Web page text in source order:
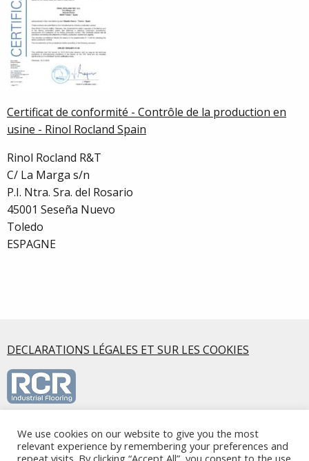
Certificat de conformité - Contrôle de la production en
usine - Rinol Rocland Spain
Rinol Rocland R&T
C/ La Marga s/n
P.I. Ntra. Sra. del Rosario
45001 Seseña Nuevo
Toledo
ESPAGNE
DECLARATIONS LÉGALES ET SUR LES COOKIES
RCR Industrial Flooring S.L.U., Calle Mirasierra, 5 2ºA, 28220,
Majadahonda, Madrid - Spain
We use cookies on our website to give you the most
relevant experience by remembering your preferences and
repeat visits. By clicking “Accept All”, you consent to the use